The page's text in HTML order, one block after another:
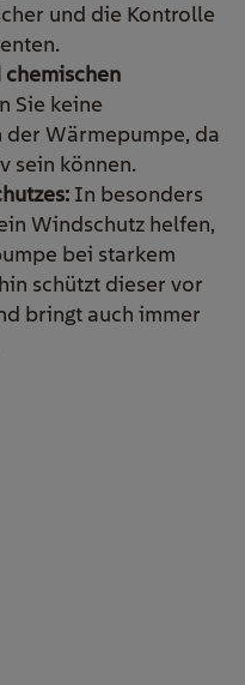
und die Kontrolle
chemischen
Sie keine
der Wärmepumpe, da
sein können.
In besonders
Windschutz helfen,
bei starkem
schützt dieser vor
bringt auch immer